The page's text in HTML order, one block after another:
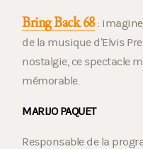
Bring Back 68:
de la musique d’Elvis
nostalgie, ce spectacle
mémorable.
MARIJO PAQUET
Responsable de la